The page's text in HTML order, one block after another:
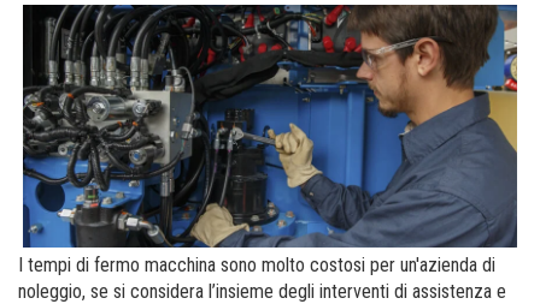
I tempi di fermo macchina sono molto costosi per un'azienda di
noleggio, se si considera l’insieme degli interventi di assistenza e